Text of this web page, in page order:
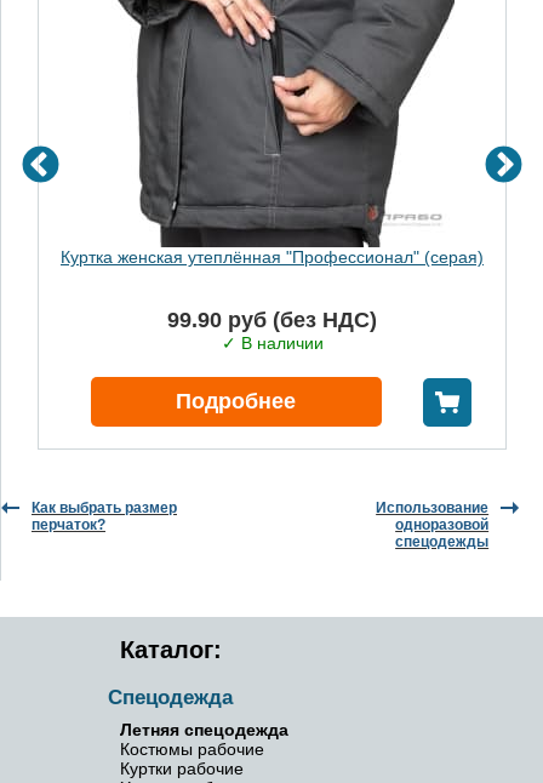
Куртка женская утеплённая "Профессионал" (серая)
99.90 руб (без НДС)
✓ В наличии
Подробнее
Как выбрать размер
перчаток?
Использование
одноразовой
спецодежды
Каталог:
Спецодежда
Летняя спецодежда
Костюмы рабочие
Куртки рабочие